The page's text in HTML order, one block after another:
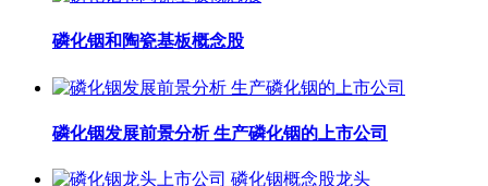
磷化铟和陶瓷基板概念股
磷化铟发展前景分析 生产磷化铟的上市公司